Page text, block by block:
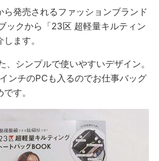
ら発売されるファッションブランド
ックから「23区 超軽量キルティン
ます。
シンプルで使いやすいデザイン。
ンチのPCも入るのでお仕事バッグ
す。